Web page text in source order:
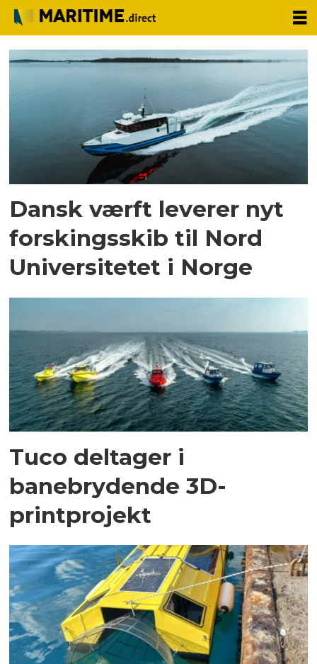
Tag:
tuco
marine
group
Dansk værft leverer nyt
forskingsskib til Nord
Universitetet i Norge
Tuco deltager i
banebrydende 3D-
printprojekt